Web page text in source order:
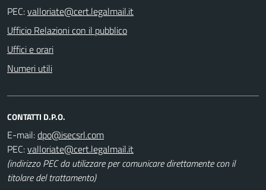
PEC:
Ufficio Relazioni con il pubblico
Uffici e orari
Numeri utili
CONTATTI D.P.O.
E-mail:
PEC:
(indirizzo PEC da utilizzare per comunicare direttamente con il
titolare del trattamento)